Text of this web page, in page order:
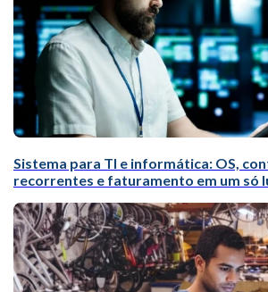
Sistema para TI e informática: OS,
recorrentes e faturamento em um só